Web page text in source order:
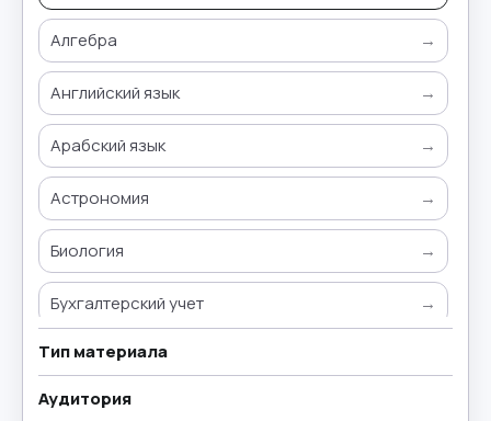
Алгебра →
Английский язык →
Арабский язык →
Астрономия →
Биология →
Бухгалтерский учет →
Всемирная история
География
Тип материала
Аудитория